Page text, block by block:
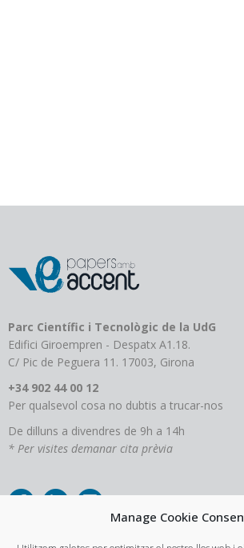
Manage Cookie
Parc Científic i Tecnològic de la UdG
Edifici Giroempren - Despatx A1.18.
C/ Pic de Peguera 11. 17003, Girona
+34 902 44 00 12
Per qualsevol cosa no dubtis a trucar-nos
De dilluns a divendres de 9h a 14h
* Per visites demanar cita prèvia